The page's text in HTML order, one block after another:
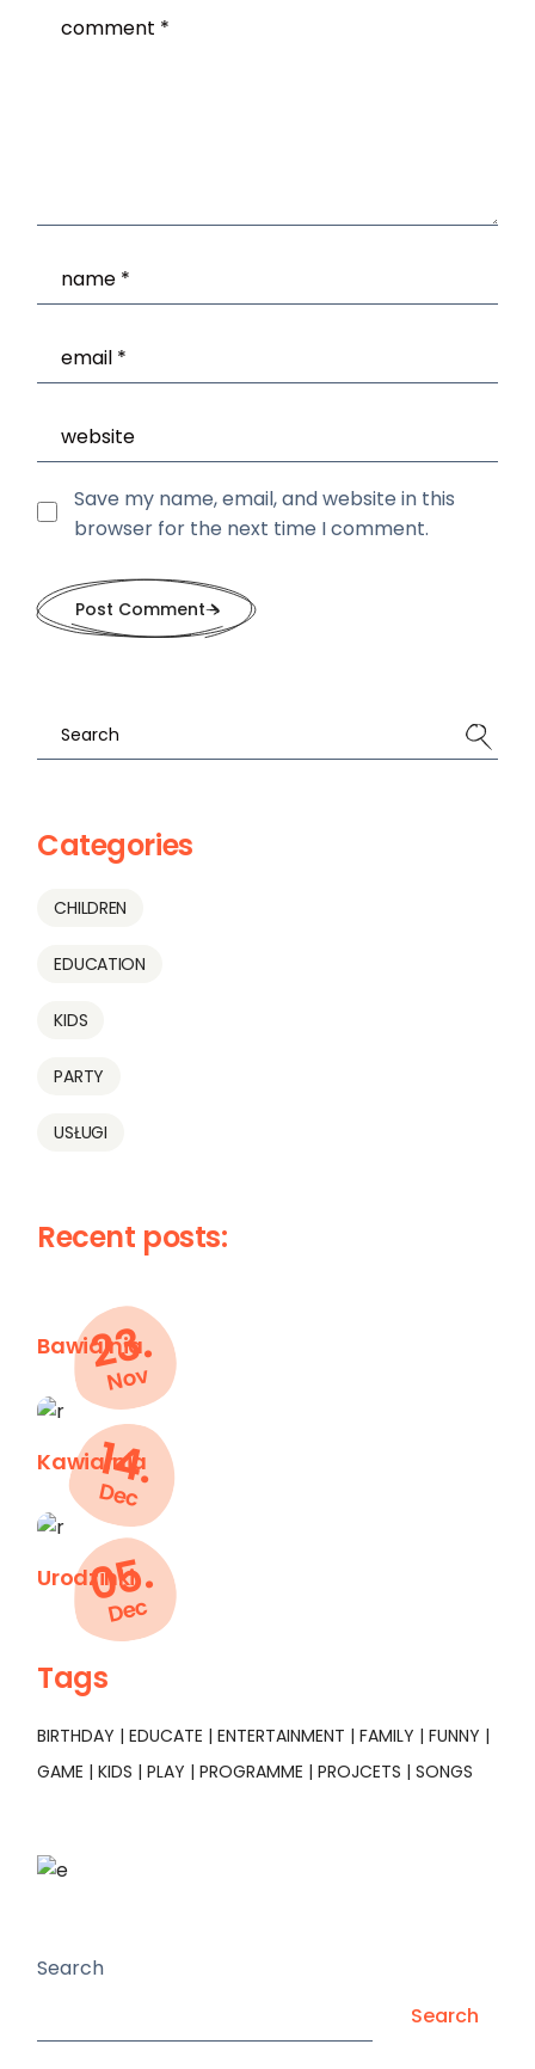
Save my name, email, and website in this
browser for the next time I comment.
Post Comment
Categories
CHILDREN
EDUCATION
KIDS
PARTY
USŁUGI
Recent posts:
23.
Nov
Bawialnia
14.
Dec
Kawiarnia
05.
Dec
Urodzinki
Tags
BIRTHDAY EDUCATE ENTERTAINMENT FAMILY
FUNNY
GAME
KIDS PLAY PROGRAMME PROJCETS SONGS
Search
Search